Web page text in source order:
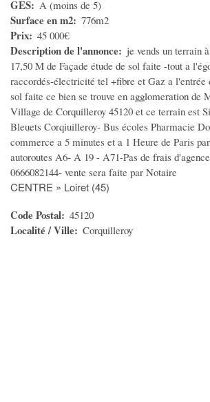
VEHICULES
Voitures
Motos
Utilitaires
Nautisme
Caravaning
Equipement auto
Equipement moto
Equipement caravaning
Equipement nautisme
GES A (moins de 5)
Surface en m2 776m2
Prix 45 000€
Description de l'annonce
je vends un terrain
17,50 M de Façade étude de sol faite -tout a
raccordés-électricité tel +fibre et Gaz a l'entrée
sol faite ce bien se trouve en agglomeration de
Village de Corquilleroy 45120 et ce terrain est
Bleuets Corqiuilleroy- Bus écoles Pharmacie
commerce a 5 minutes et a 1 Heure de Paris
autoroutes A6- A 19 - A71-Pas de frais
0666082144- vente sera faite par Notaire
CENTRE » Loiret (45)
Code Postal 45120
Localité / Ville Corquilleroy